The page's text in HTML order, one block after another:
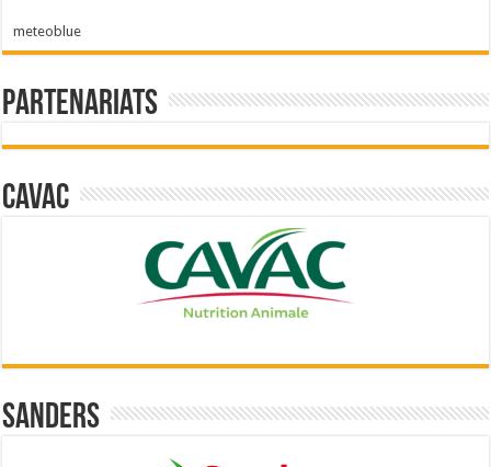
meteoblue
Partenariats
Cavac
Sanders